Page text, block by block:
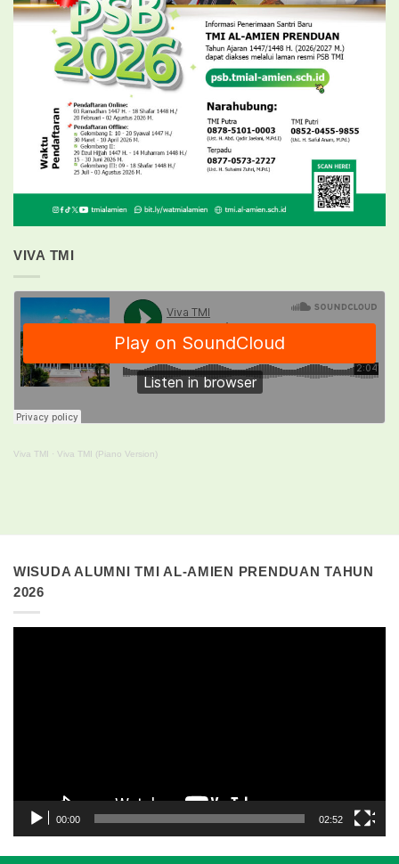
VIVA TMI
Viva TMI · Viva TMI (Piano Version)
WISUDA ALUMNI TMI AL-AMIEN PRENDUAN TAHUN
2026
00:00 02:52